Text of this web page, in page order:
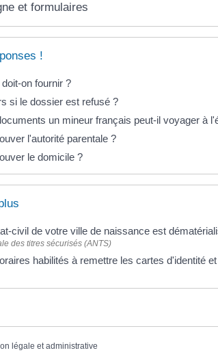
et formulaires
!
on fournir ?
si le dossier est refusé ?
un mineur français peut-il voyager à
l'autorité parentale ?
le domicile ?
civil de votre ville de naissance est
des titres sécurisés (ANTS)
habilités à remettre les cartes d'identité
légale et administrative